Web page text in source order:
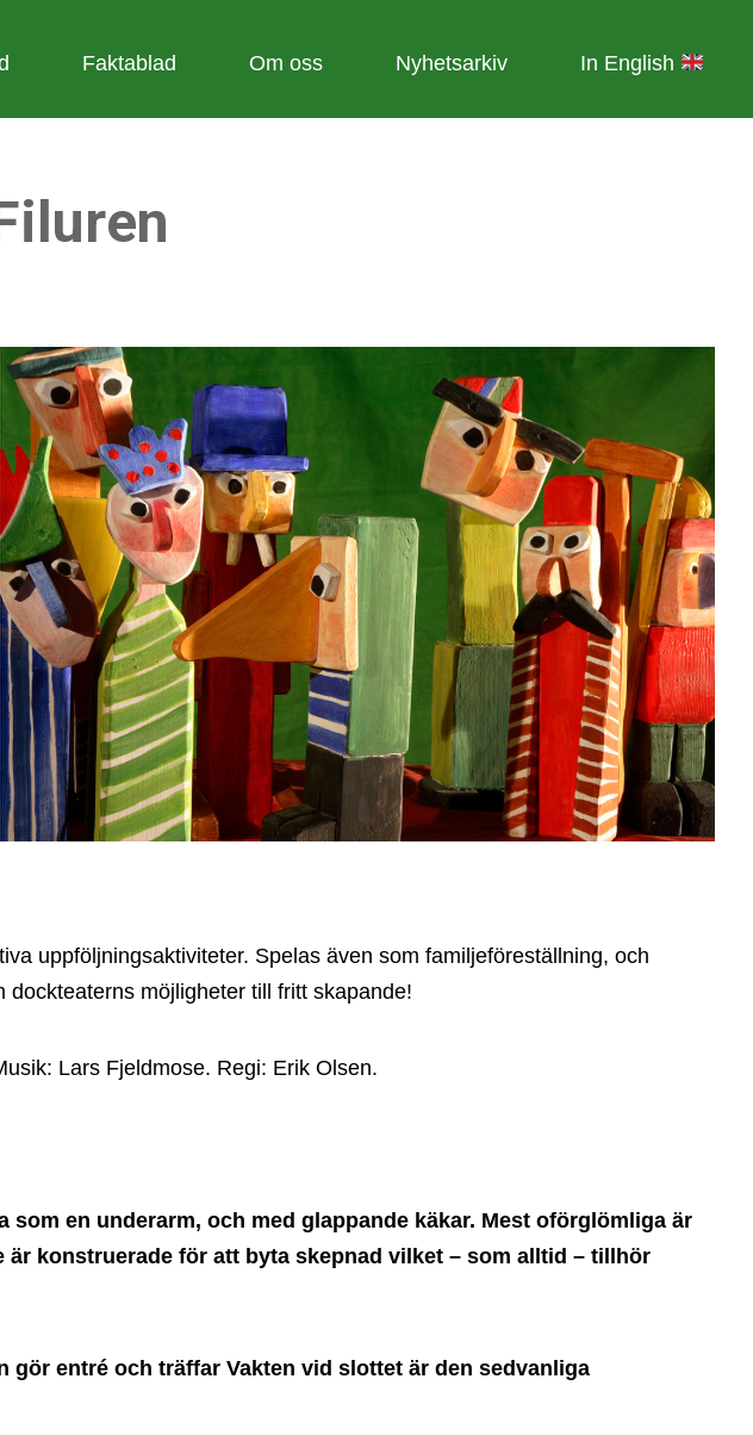
Faktablad Om oss Nyhetsarkiv In English
uppföljningsaktiviteter. Spelas även som familjeföreställning, och
möjligheter till fritt skapande!
Lars Fjeldmose. Regi: Erik Olsen.
en underarm, och med glappande käkar. Mest oförglömliga är
konstruerade för att byta skepnad vilket – som alltid – tillhör
entré och träffar Vakten vid slottet är den sedvanliga